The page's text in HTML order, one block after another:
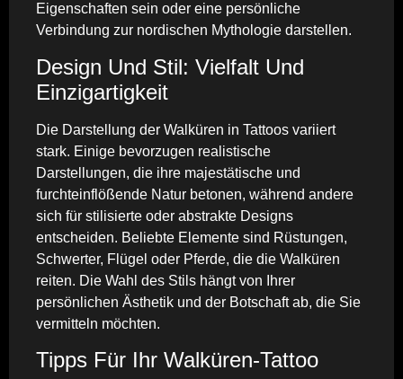
Eigenschaften sein oder eine persönliche
Verbindung zur nordischen Mythologie darstellen.
Design Und Stil: Vielfalt Und
Einzigartigkeit
Die Darstellung der Walküren in Tattoos variiert
stark. Einige bevorzugen realistische
Darstellungen, die ihre majestätische und
furchteinflößende Natur betonen, während andere
sich für stilisierte oder abstrakte Designs
entscheiden. Beliebte Elemente sind Rüstungen,
Schwerter, Flügel oder Pferde, die die Walküren
reiten. Die Wahl des Stils hängt von Ihrer
persönlichen Ästhetik und der Botschaft ab, die Sie
vermitteln möchten.
Tipps Für Ihr Walküren-Tattoo